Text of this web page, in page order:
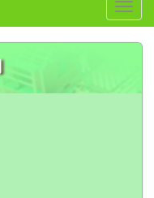
Toggle